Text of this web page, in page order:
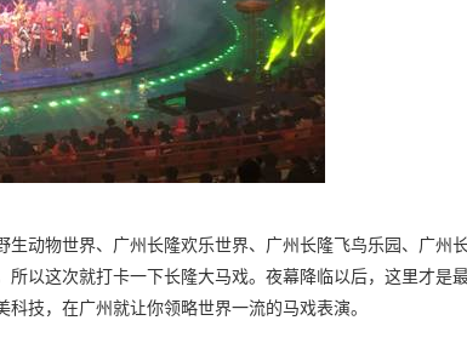
动物世界、广州长隆欢乐世界、广州长隆飞鸟乐园、广州
以这次就打卡一下长隆大马戏。夜幕降临以后，这里才是
技，在广州就让你领略世界一流的马戏表演。